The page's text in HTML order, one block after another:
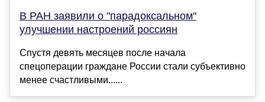
В РАН заявили о "парадоксальном"
улучшении настроений россиян
Спустя девять месяцев после начала
спецоперации граждане России стали субъективно
менее счастливыми......